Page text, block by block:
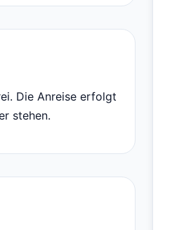
Die Anreise erfolgt
stehen.